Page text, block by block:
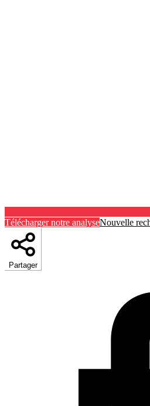
Télécharger notre analyseNouvelle
Partager